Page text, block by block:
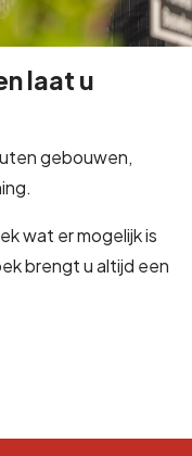
laat u
gebouwen,
wat er mogelijk is
brengt u altijd een